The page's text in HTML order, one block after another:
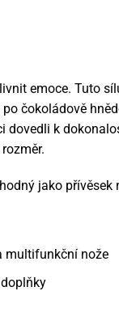
emoce. Tuto
čokoládově
dovedli k
jako přívěsek
multifunkční nože